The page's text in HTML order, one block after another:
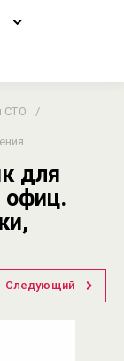
СТО
/
для
офиц.
Следующий